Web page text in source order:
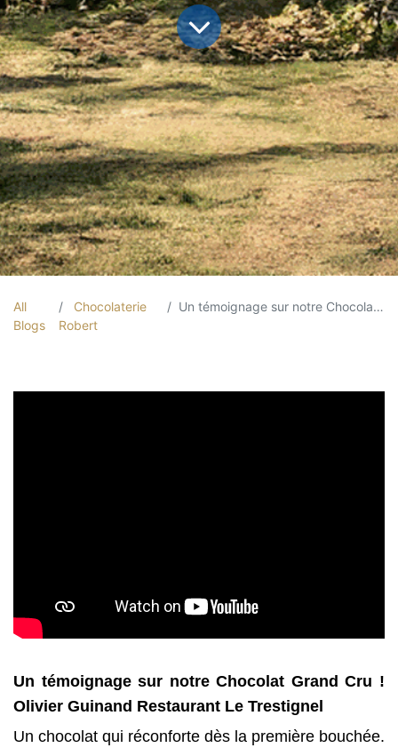
All
Blogs
Chocolaterie
Robert
Un témoignage sur notre Chocolat Grand Cru !
Un témoignage sur notre Chocolat Grand Cru !
Olivier Guinand Restaurant Le Trestignel
Un chocolat qui réconforte dès la première bouchée.